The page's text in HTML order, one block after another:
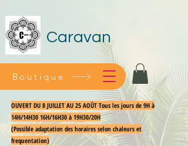
Caravan
OUVERT DU 8 JUILLET AU 25 AOÛT Tous les jours de 9H à
14H/14H30 16H/16H30 à 19H30/20H
(Possible adaptation des horaires selon chaleurs et
frequentation)
Boutique